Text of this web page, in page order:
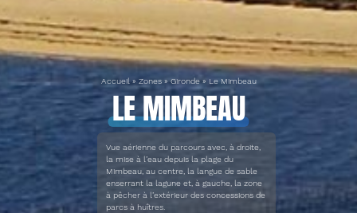
Accueil» Zones»Gironde» Le Mimbeau
LE MIMBEAU
Vue aérienne du parcours avec, à droite,
la mise à l’eau depuis la plage du
Mimbeau, au centre, la langue de sable
enserrant la lagune et, à gauche, la zone
à pêcher à l’extérieur des concessions de
parcs à huîtres.